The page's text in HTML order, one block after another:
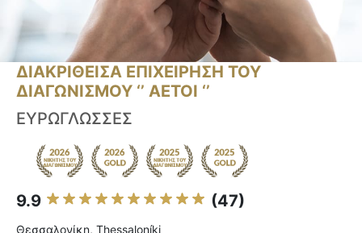
ΔΙΑΚΡΙΘΕΙΣΑ ΕΠΙΧΕΙΡΗΣΗ ΤΟΥ
ΔΙΑΓΩΝΙΣΜΟΥ ‘’ ΑΕΤΟΙ ‘’
ΕΥΡΩΓΛΩΣΣΕΣ
9.9 (47)
Θεσσαλονίκη, Thessaloníki